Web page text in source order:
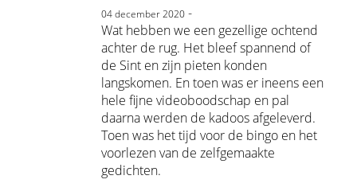
04 december 2020 -
Wat hebben we een gezellige ochtend
achter de rug. Het bleef spannend of
de Sint en zijn pieten konden
langskomen. En toen was er ineens een
hele fijne videoboodschap en pal
daarna werden de kadoos afgeleverd.
Toen was het tijd voor de bingo en het
voorlezen van de zelfgemaakte
gedichten.